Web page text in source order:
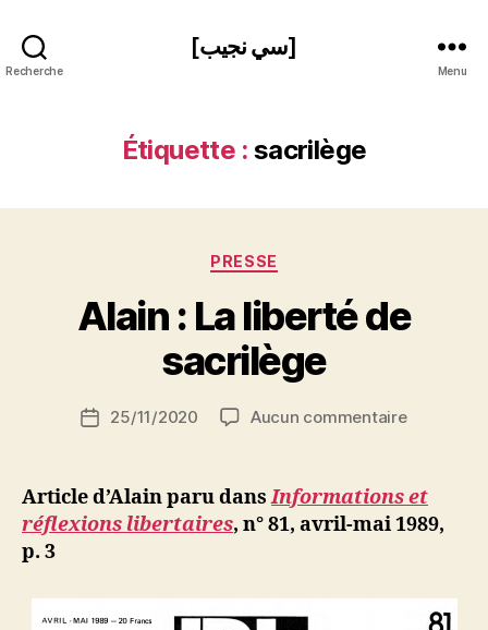
Recherche
[سي نجيب]
Menu
Étiquette : sacrilège
Catégories
PRESSE
Alain : La liberté de
sacrilège
de
a
S
N
ji
b
Date25/11/2020 Aucun commentairesur
La
liberté
de
Article d’Alain paru dansInformations et
réflexions libertaires, n° 81, avril-mai 1989,
p. 3